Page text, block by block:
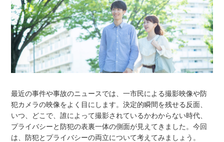
最近の事件や事故のニュースでは、一市民による撮影映像や防
犯カメラの映像をよく目にします。決定的瞬間を残せる反面、
いつ、どこで、誰によって撮影されているかわからない時代、
プライバシーと防犯の表裏一体の側面が見えてきました。今回
は、防犯とプライバシーの両立について考えてみましょう。